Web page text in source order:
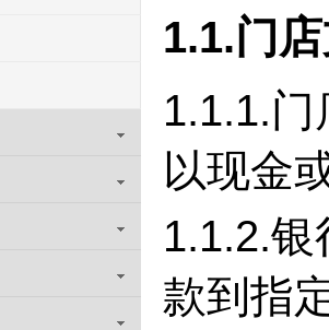
1.1.门
1.1.1.
以现金
1.1.2.
款到指